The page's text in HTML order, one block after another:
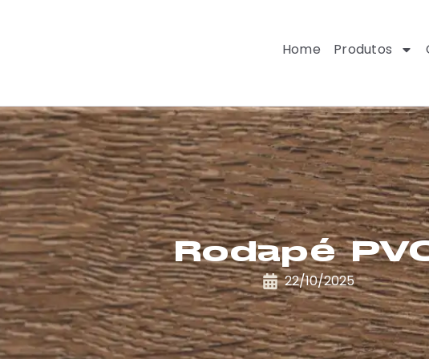
Home Produtos
Rodapé
22/10/2025